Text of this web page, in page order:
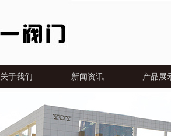
关于我们 新闻资讯 产品展